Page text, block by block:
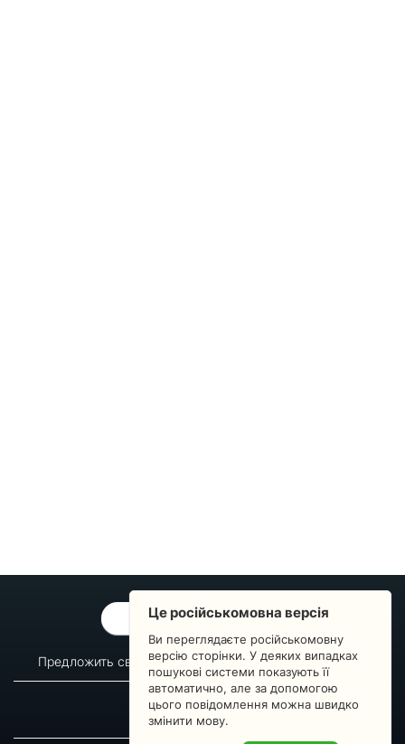
ОБРАТНАЯ СВЯЗЬ
Предложить свой вопрос Статистика изменений
О сервисе
Преподавателям
Новости
Пульс страны
Це російськомовна версія
Ви переглядаєте російськомовну
версію сторінки. У деяких випадках
пошукові системи показують її
автоматично, але за допомогою
цього повідомлення можна швидко
змінити мову.